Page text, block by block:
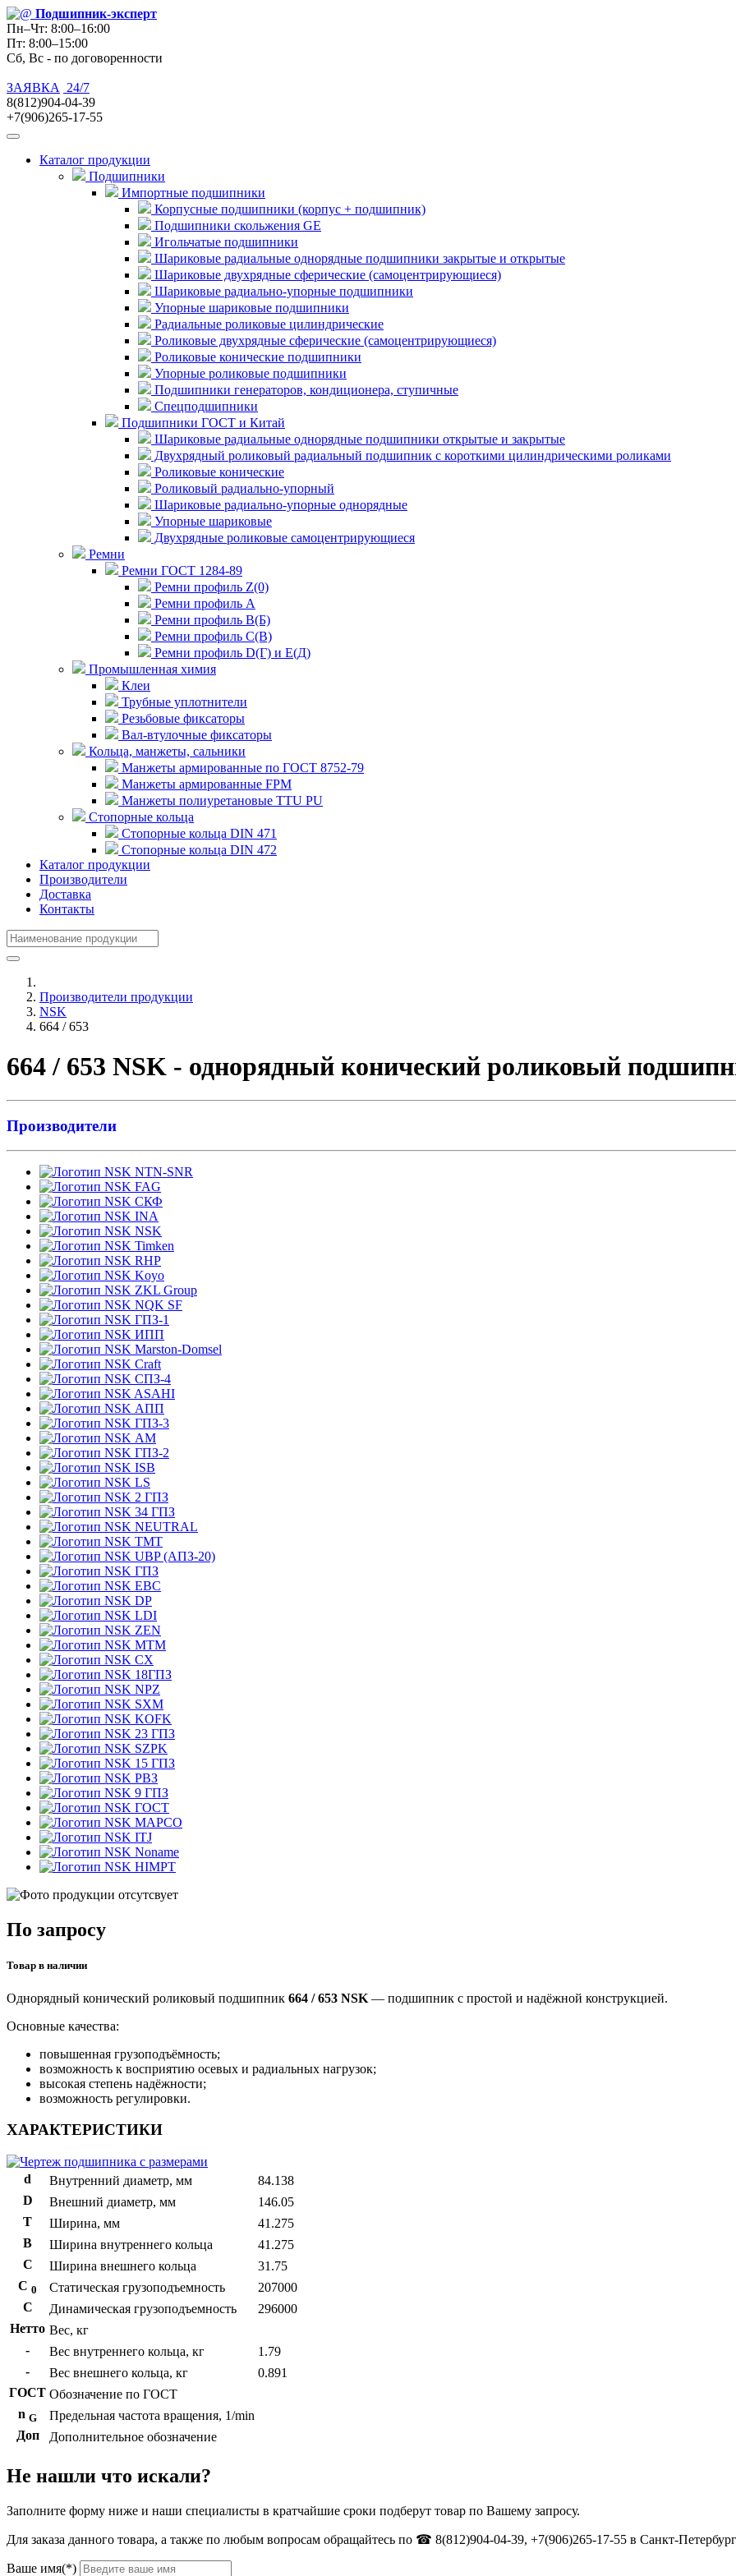
Подшипник-эксперт
Пн–Чт: 8:00–16:00
Пт: 8:00–15:00
Сб, Вс - по договоренности
ЗАЯВКА
24/7
8(812)904-04-39
+7(906)265-17-55
Каталог продукции
Подшипники
Импортные подшипники
Корпусные подшипники (корпус + подшипник)
Подшипники скольжения GE
Игольчатые подшипники
Шариковые радиальные однорядные подшипники закрытые и открытые
Шариковые двухрядные сферические (самоцентрирующиеся)
Шариковые радиально-упорные подшипники
Упорные шариковые подшипники
Радиальные роликовые цилиндрические
Роликовые двухрядные сферические (самоцентрирующиеся)
Роликовые конические подшипники
Упорные роликовые подшипники
Подшипники генераторов, кондиционера, ступичные
Спецподшипники
Подшипники ГОСТ и Китай
Шариковые радиальные однорядные подшипники открытые и закрытые
Двухрядный роликовый радиальный подшипник с короткими цилиндрическими роликами
Роликовые конические
Роликовый радиально-упорный
Шариковые радиально-упорные однорядные
Упорные шариковые
Двухрядные роликовые самоцентрирующиеся
Ремни
Ремни ГОСТ 1284-89
Ремни профиль Z(0)
Ремни профиль А
Ремни профиль В(Б)
Ремни профиль С(В)
Ремни профиль D(Г) и E(Д)
Промышленная химия
Клеи
Трубные уплотнители
Резьбовые фиксаторы
Вал-втулочные фиксаторы
Кольца, манжеты, сальники
Манжеты армированные по ГОСТ 8752-79
Манжеты армированные FPM
Манжеты полиуретановые TTU PU
Стопорные кольца
Стопорные кольца DIN 471
Стопорные кольца DIN 472
Каталог продукции
Производители
Доставка
Контакты
Производители продукции
NSK
664 / 653
664 / 653 NSK - однорядный конический роликовый
Производители
NTN-SNR
FAG
СКФ
INA
NSK
Timken
RHP
Koyo
ZKL Group
NQK SF
ГПЗ-1
ИПП
Marston-Domsel
Craft
СПЗ-4
ASAHI
АПП
ГПЗ-3
АМ
ГПЗ-2
ISB
LS
2 ГПЗ
34 ГПЗ
NEUTRAL
TMT
UBP (АПЗ-20)
ГПЗ
EBC
DP
LDI
ZEN
MTM
CX
18ГПЗ
NPZ
SXM
KOFK
23 ГПЗ
SZPK
15 ГПЗ
РВЗ
9 ГПЗ
ГОСТ
MAPCO
ITJ
Noname
HIMPT
По запросу
Товар в наличии
Однорядный конический роликовый подшипник 664 / 653 NSK — подшипник с простой и надёжной конструкцией.
Основные качества:
повышенная грузоподъёмность;
возможность к восприятию осевых и радиальных нагрузок;
высокая степень надёжности;
возможность регулировки.
ХАРАКТЕРИСТИКИ
d Внутренний диаметр, мм
84.138
D
Внешний диаметр, мм
146.05
T
Ширина, мм
41.275
B
Ширина внутреннего кольца
41.275
С
Ширина внешнего кольца
31.75
С 0 Статическая грузоподъемность
207000
C
Динамическая грузоподъемность
296000
Нетто Вес, кг
-
Вес внутреннего кольца, кг
1.79
-
Вес внешнего кольца, кг
0.891
ГОСТ Обозначение по ГОСТ
n G
Предельная частота вращения, 1/min
Доп
Дополнительное обозначение
Не нашли что искали?
Заполните форму ниже и наши специалисты в кратчайшие сроки подберут товар по Вашему запросу.
Для заказа данного товара, а также по любым вопросам обращайтесь по ☎ 8(812)904-04-39, +7(906)265-17-55 в Санкт-
Ваше имя(*)